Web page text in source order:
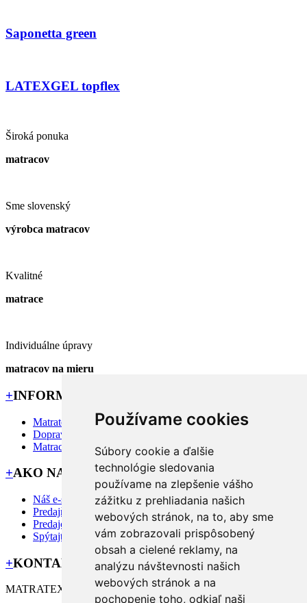
Používame cookies
Súbory cookie a ďalšie
technológie sledovania
používame na zlepšenie vášho
zážitku z prehliadania našich
webových stránok, na to, aby sme
vám zobrazovali prispôsobený
obsah a cielené reklamy, na
analýzu návštevnosti našich
webových stránok a na
pochopenie toho, odkiaľ naši
Saponetta green
LATEXGEL topflex
Široká ponuka
matracov
Sme slovenský
výrobca matracov
Kvalitné
matrace
Individuálne úpravy
matracov na mieru
+INFORMÁCIE
Matratex
Doprava priamo k Vám
Matrac na mieru?
+AKO NAKUPOVAŤ
Náš e-shop
Predajňa MATRATEX
Predajcovia
Spýtajte sa nás
+KONTAKT
MATRATEX manufacture s.r.o.